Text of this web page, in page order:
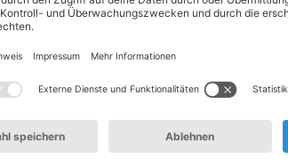
scharf.
in den Samen des Chilis. Es ist in dem Fleisch
vor dem Kochen entfernst, ändert dies also